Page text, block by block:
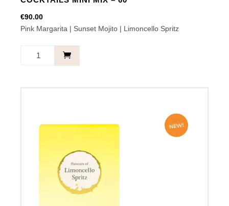
€90.00
Pink Margarita | Sunset Mojito | Limoncello Spritz
Cocktails
-